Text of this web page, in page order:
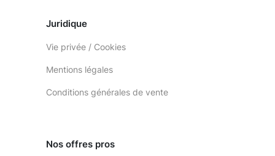
Juridique
Vie privée / Cookies
Mentions légales
Conditions générales de vente
Nos offres pros